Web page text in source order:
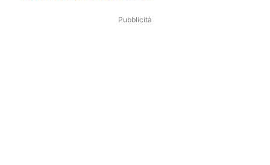
Pubblicità